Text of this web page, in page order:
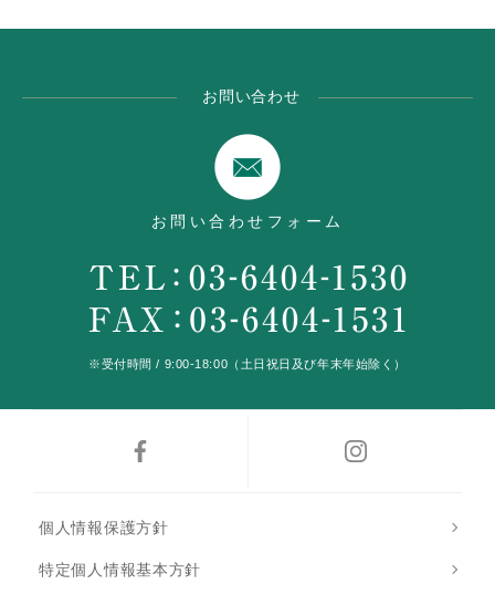
お問い合わせ
お問い合わせフォーム
※受付時間 / 9:00-18:00（土日祝日及び年末年始除く）
個人情報保護方針
特定個人情報基本方針